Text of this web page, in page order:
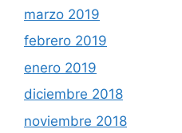
marzo 2019
febrero 2019
enero 2019
diciembre 2018
noviembre 2018